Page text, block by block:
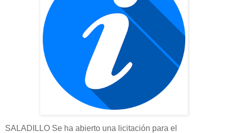
SALADILLO Se ha abierto una licitación para el